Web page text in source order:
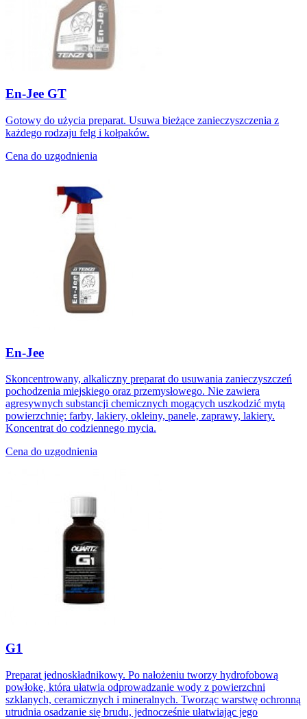
En-Jee GT
Gotowy do użycia preparat. Usuwa bieżące zanieczyszczenia z
każdego rodzaju felg i kołpaków.
Cena do uzgodnienia
En-Jee
Skoncentrowany, alkaliczny preparat do usuwania zanieczyszczeń
pochodzenia miejskiego oraz przemysłowego. Nie zawiera
agresywnych substancji chemicznych mogących uszkodzić mytą
powierzchnię: farby, lakiery, okleiny, panele, zaprawy, lakiery.
Koncentrat do codziennego mycia.
Cena do uzgodnienia
G1
Preparat jednoskładnikowy. Po nałożeniu tworzy hydrofobową
powłokę, która ułatwia odprowadzanie wody z powierzchni
szklanych, ceramicznych i mineralnych. Tworząc warstwę ochronną
utrudnia osadzanie się brudu, jednocześnie ułatwiając jego